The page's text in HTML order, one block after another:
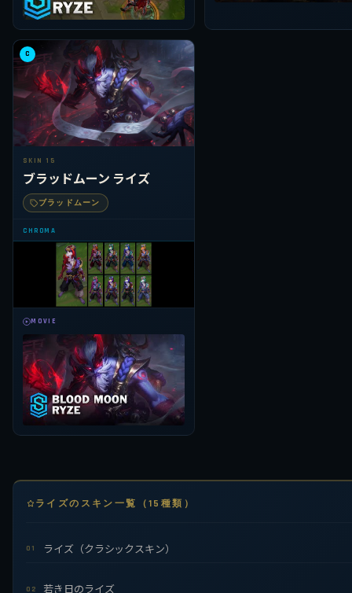
C
SKIN 15
ブラッドムーン ライズ
ブラッドムーン
CHROMA
MOVIE
ライズのスキン一覧（15種類）
01 ライズ（クラシックスキン）
02 若き日のライズ